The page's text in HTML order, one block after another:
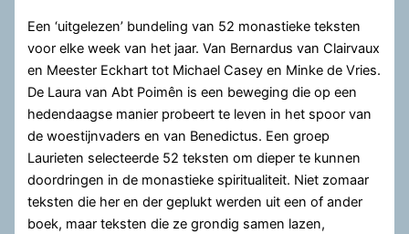
Een ‘uitgelezen’ bundeling van 52 monastieke teksten
voor elke week van het jaar. Van Bernardus van Clairvaux
en Meester Eckhart tot Michael Casey en Minke de Vries.
De Laura van Abt Poimên is een beweging die op een
hedendaagse manier probeert te leven in het spoor van
de woestijnvaders en van Benedictus. Een groep
Laurieten selecteerde 52 teksten om dieper te kunnen
doordringen in de monastieke spiritualiteit. Niet zomaar
teksten die her en der geplukt werden uit een of ander
boek, maar teksten die ze grondig samen lazen,